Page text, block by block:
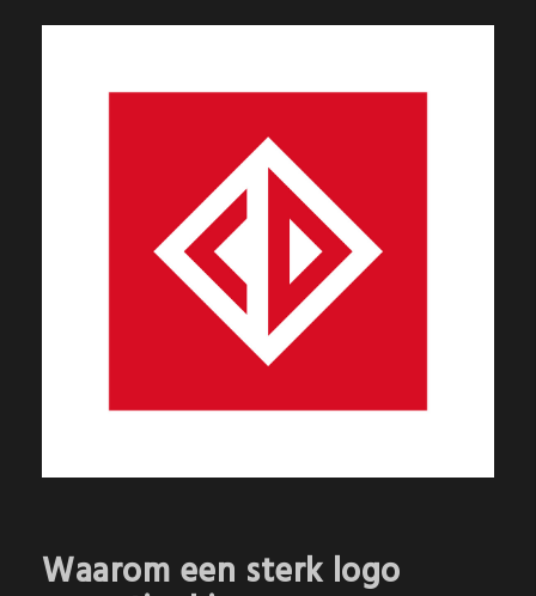
Waarom een sterk logo